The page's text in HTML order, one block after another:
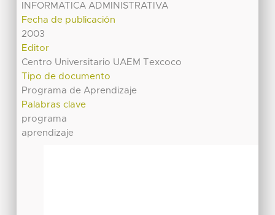
INFORMATICA ADMINISTRATIVA
Fecha de publicación
2003
Editor
Centro Universitario UAEM Texcoco
Tipo de documento
Programa de Aprendizaje
Palabras clave
programa
aprendizaje